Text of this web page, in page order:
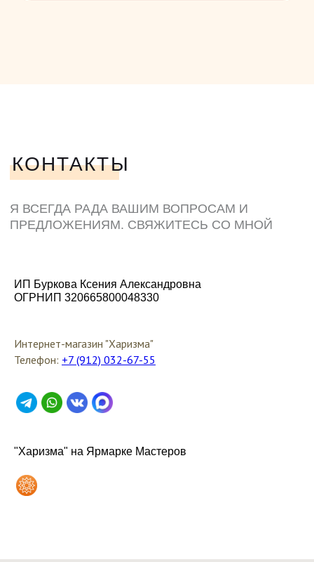
ИП Буркова Ксения Александровна
ОГРНИП 320665800048330
Интернет-магазин "Харизма"
Телефон: +7 (912) 032-67-55
"Харизма" на Ярмарке Мастеров